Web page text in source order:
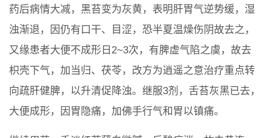
药后病情大减，黑苔变为灰黄，表明肝胃气逆势缓，湿
浊渐退，因仍有口干、目涩，恐半夏温燥伤阴故去之，
又缘患者大便不成形日2~3次，有脾虚气陷之虞，故去
枳壳下气，加当归、茯苓，改方为逍遥之意治疗重点转
向疏肝健脾，以升清促降浊。继服3剂，舌苔灰黑已去，
大便成形，因胃隐痛，加佛手行气和胃以镇痛。